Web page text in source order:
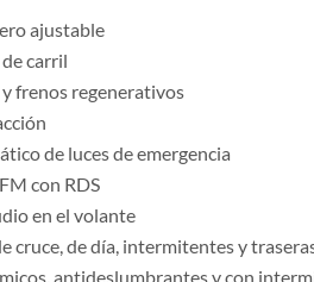
ajustable
carril
frenos regenerativos
de luces de emergencia
con RDS
en el volante
cruce, de día, intermitentes y
antideslumbrantes y con